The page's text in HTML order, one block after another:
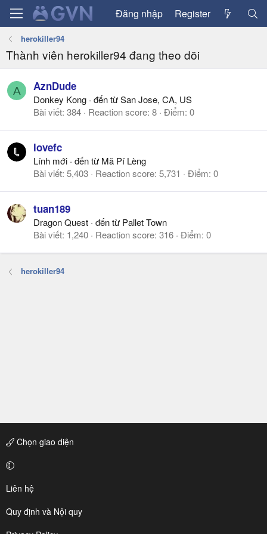
Đăng nhập Register
herokiller94
Thành viên herokiller94 đang theo dõi
A AznDude
Donkey Kong · đến từSan Jose, CA, US
Bài viết 384 Reaction score 8 Điểm 0
lovefc
Lính mới · đến từ Mã Pí Lèng
Bài viết 5,403 Reaction score 5,731 Điểm 0
tuan189
Dragon Quest · đến từ Pallet Town
Bài viết 1,240 Reaction score 316 Điểm 0
herokiller94
Chọn giao diện
Liên hệ
Quy định và Nội quy